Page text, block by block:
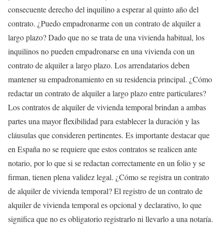
consecuente derecho del inquilino a esperar al quinto año del
contrato. ¿Puedo empadronarme con un contrato de alquiler a
largo plazo? Dado que no se trata de una vivienda habitual, los
inquilinos no pueden empadronarse en una vivienda con un
contrato de alquiler a largo plazo. Los arrendatarios deben
mantener su empadronamiento en su residencia principal. ¿Cómo
redactar un contrato de alquiler a largo plazo entre particulares?
Los contratos de alquiler de vivienda temporal brindan a ambas
partes una mayor flexibilidad para establecer la duración y las
cláusulas que consideren pertinentes. Es importante destacar que
en España no se requiere que estos contratos se realicen ante
notario, por lo que si se redactan correctamente en un folio y se
firman, tienen plena validez legal. ¿Cómo se registra un contrato
de alquiler de vivienda temporal? El registro de un contrato de
alquiler de vivienda temporal es opcional y declarativo, lo que
significa que no es obligatorio registrarlo ni llevarlo a una notaría.